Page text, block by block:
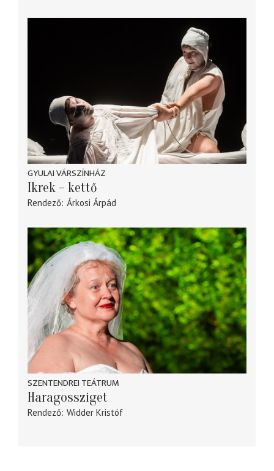
GYULAI VÁRSZÍNHÁZ
Ikrek – kettő
Rendező Árkosi Árpád
SZENTENDREI TEÁTRUM
Haragossziget
Rendező Widder Kristóf